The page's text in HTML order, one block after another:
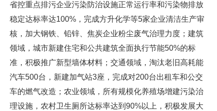
省控重点排污企业污染防治设施正常运行率和污染物排放
稳定达标率达100%，完成方升化学等5家企业清洁生产审
核，加大钢铁、铅锌、焦炭企业粉尘废气治理力度；建筑
领域，城市新建住宅和公共建筑全面执行节能50%的标
准，积极推广新型墙体材料；交通领域，淘汰老旧高耗能
汽车500台，新建加气站3座，完成对200台出租车和公交
车的燃气改造；农业领域，所有规模化养殖场增建污染治
理设施，农村卫生厕所达标率达到90%以上，积极发展大